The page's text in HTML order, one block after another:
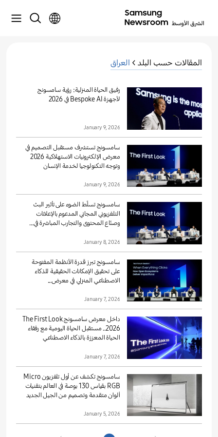
المقالات حسب البلد > العراق
رفيق الحياة المنزلية: رؤية سامسونج
لأجهزة Bespoke AI في 2026
January 9, 2026
سامسونج تستشرف مستقبل التصميم في
معرض الإلكترونيات الاستهلاكية 2026
وتوجه التكنولوجيا لخدمة الإنسان
January 9, 2026
سامسونج تسلّط الضوء على تأثير البث
التلفزيوني المجاني المدعوم بالإعلانات
وصنّاع المحتوى والتجارب المباشرة في...
January 8, 2026
سامسونج تبرز قدرة الأنظمة المفتوحة
على تحقيق الإمكانات الحقيقية للذكاء
الاصطناعي المنزلي في معرض...
January 7, 2026
داخل معرض سامسونج The First Look
2026.. مستقبل الحياة اليومية مع رفقاء
الحياة المعززة بالذكاء الاصطناعي
January 7, 2026
سامسونج تكشف عن أول تلفزيون Micro
RGB بقياس 130 بوصة في العالم بتقنيات
ألوان متقدمة وتصميم من الجيل الجديد
January 5, 2026